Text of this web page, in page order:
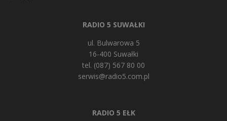
RADIO 5 SUWAŁKI
ul. Bulwarowa 5
16-400 Suwałki
tel. (087) 567 80 00
serwis@radio5.com.pl
RADIO 5 EŁK